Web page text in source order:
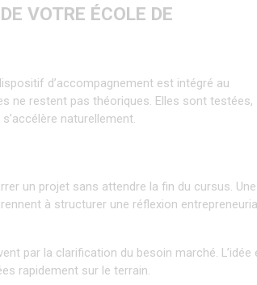
VOTRE ÉCOLE DE
d’accompagnement est intégré au
ne restent pas théoriques. Elles sont testées,
naturellement.
un projet sans attendre la fin du cursus. Une
à structurer une réflexion
par la clarification du besoin marché. L’idée
rapidement sur le terrain.